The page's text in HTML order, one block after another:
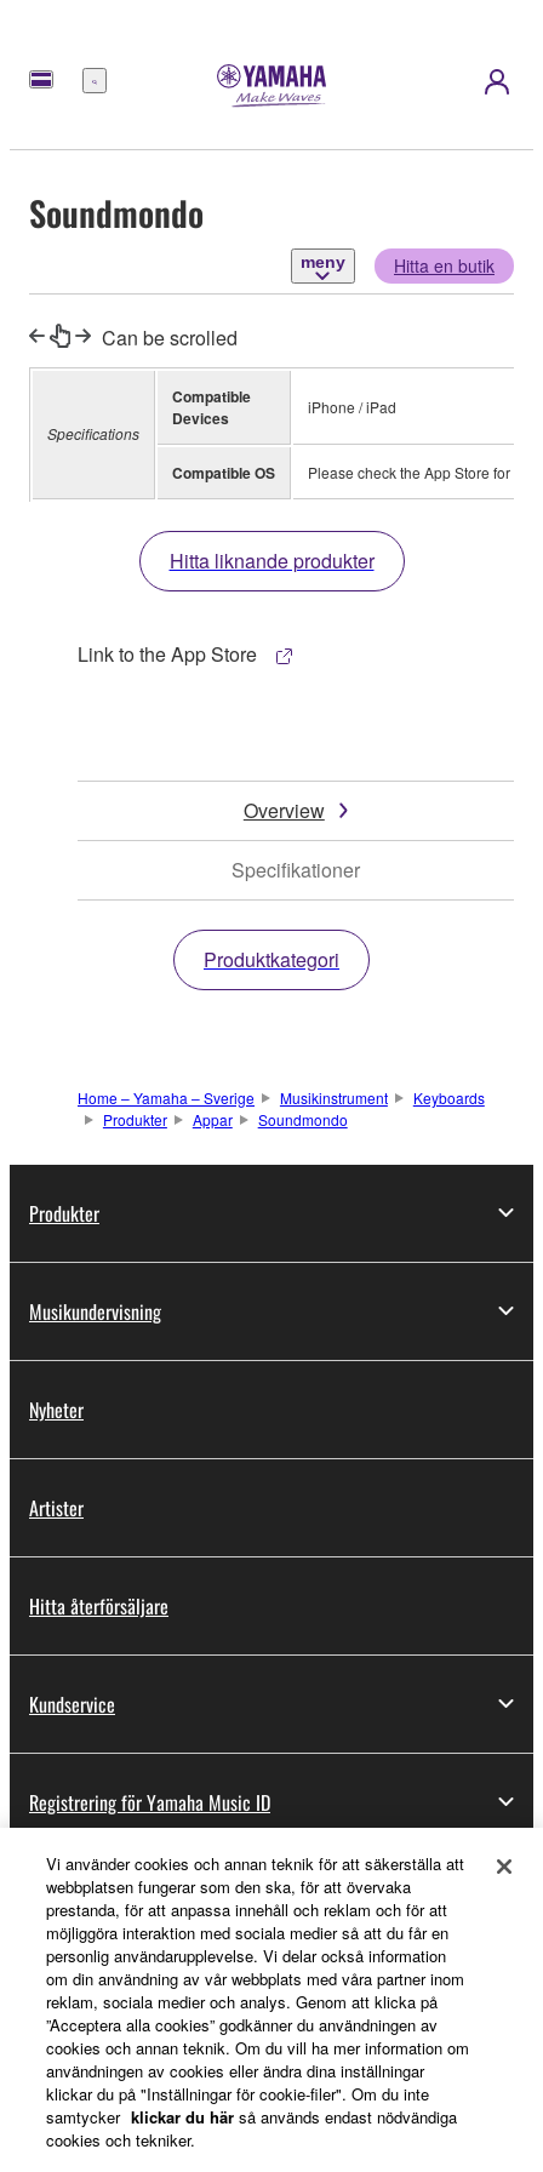
meny
Soundmondo
meny Hitta en butik
Can be scrolled
Specifications
Compatible
Devices
iPhone / iPad
Compatible OS Please check the App Store for
Hitta liknande produkter
Link to the App Store
Overview
Specifikationer
Produktkategori
Home – Yamaha – Sverige Musikinstrument
Keyboards
Produkter
Appar Soundmondo
Produkter
Musikundervisning
Nyheter
Artister
Hitta återförsäljare
Kundservice
Registrering för Yamaha Music ID
Om Yamaha
Sverige - Swedish
Business
Vi använder cookies och annan teknik för att säkerställa att
webbplatsen fungerar som den ska, för att övervaka
prestanda, för att anpassa innehåll och reklam och för att
möjliggöra interaktion med sociala medier så att du får en
personlig användarupplevelse. Vi delar också information
om din användning av vår webbplats med våra partner inom
reklam, sociala medier och analys. Genom att klicka på
”Acceptera alla cookies” godkänner du användningen av
cookies och annan teknik. Om du vill ha mer information om
användningen av cookies eller ändra dina inställningar
klickar du på "Inställningar för cookie-filer". Om du inte
samtycker klickar du här så används endast nödvändiga
cookies och tekniker.